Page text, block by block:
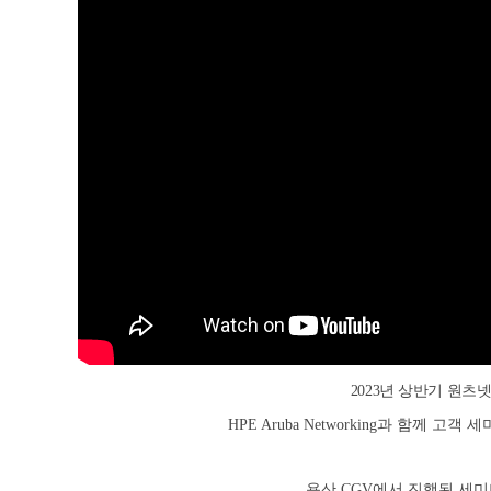
2023년 상반기 원츠
HPE Aruba Networking과 함께 고객 세